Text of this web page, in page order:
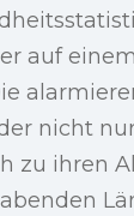
auf einem
nicht
zu ihren